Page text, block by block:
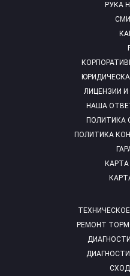
РУКА
РЕМОНТ
ЛИЦЕНЗИИ
НАША
ПОЛИТИКА
ПОЛИТИКА